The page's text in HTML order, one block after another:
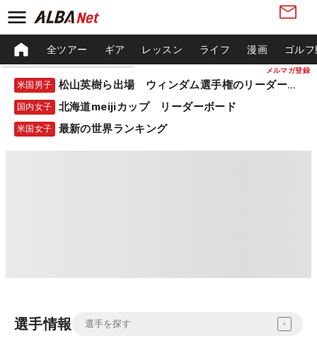
メルマガ登録
全ツアー ギア レッスン ライフ 漫画 ゴル
米国男子 松山英樹ら出場 ウィンダム選手権のリーダーボード
国内女子 北海道meijiカップ リーダーボード
米国女子 最新の世界ランキング
選手情報